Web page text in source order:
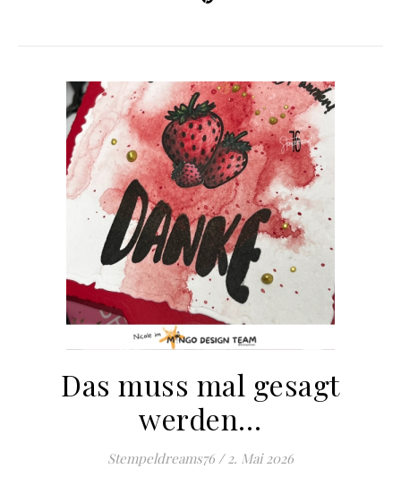
Das muss mal gesagt
werden…
Stempeldreams76 / 2. Mai 2026